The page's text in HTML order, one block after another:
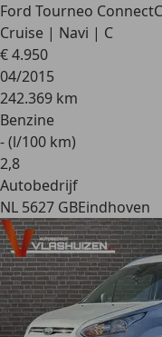
Ford Tourneo Connect
Cruise | Navi | C
€ 4.950
04/2015
242.369 km
Benzine
- (l/100 km)
2,8
Autobedrijf
NL 5627 GBEindhoven